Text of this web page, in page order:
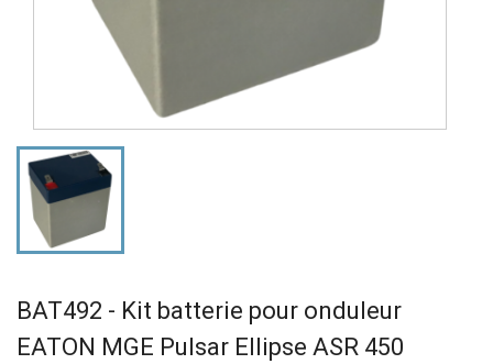
BAT492 - Kit batterie pour onduleur
EATON MGE Pulsar Ellipse ASR 450